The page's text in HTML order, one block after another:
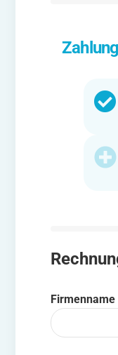
Firmenname